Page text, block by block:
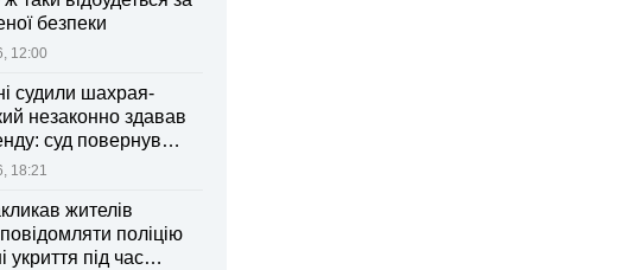
безпеки
12:00
судили шахрая-
незаконно здавав
суд повернув
18:21
жителів
поліцію
укриття під час